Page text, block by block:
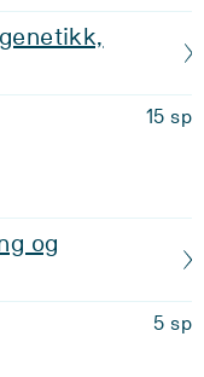
15 sp
og
5 sp